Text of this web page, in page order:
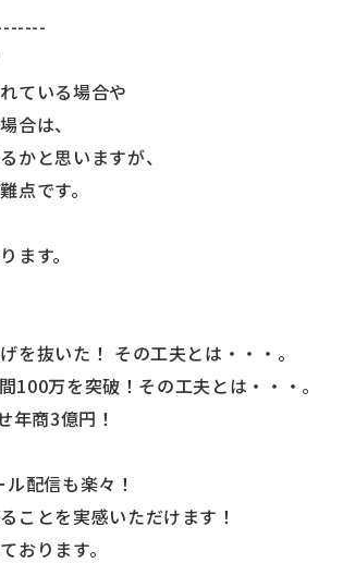
ている場合や
合は、
かと思いますが、
点です。
ます。
を抜いた！ その工夫とは・・・。
万を突破！その工夫とは・・・。
年商3億円！
配信も楽々！
ことを実感いただけます！
おります。